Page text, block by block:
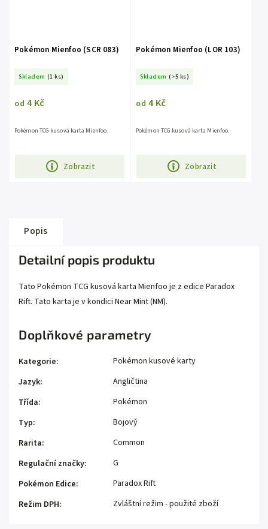
Pokémon Mienfoo (SCR 083)
Skladem (1 ks)
od 4 Kč
Zobrazit
Pokémon TCG kusová karta Mienfoo.
Pokémon Mienfoo (LOR 103)
Skladem (>5 ks)
od 4 Kč
Zobrazit
Pokémon TCG kusová karta Mienfoo.
Popis
Detailní popis produktu
Tato Pokémon TCG kusová karta Mienfoo je z edice Paradox
Rift. Tato karta je v kondici Near Mint (NM).
Doplňkové parametry
Kategorie:
Pokémon kusové karty
Jazyk:
Angličtina
Třída:
Pokémon
Typ:
Bojový
Rarita:
Common
Regulační značky:
G
Pokémon Edice:
Paradox Rift
Režim DPH: Zvláštní režim - použité zboží